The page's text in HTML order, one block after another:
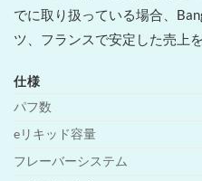
でに取り扱っている場合、
ツ、フランスで安定した売上
仕様
パフ数
eリキッド容量
フレーバーシステム